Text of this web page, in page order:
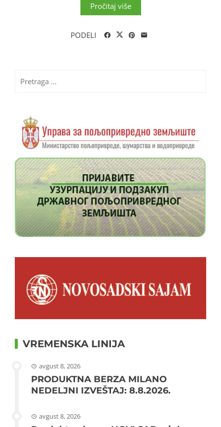
Pročitaj više
PODELI
za:
VREMENSKA LINIJA
avgust 8, 2026
PRODUKTNA BERZA MILANO
NEDELJNI IZVEŠTAJ: 8.8.2026.
avgust 8, 2026